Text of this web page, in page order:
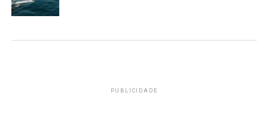
PUBLICIDADE